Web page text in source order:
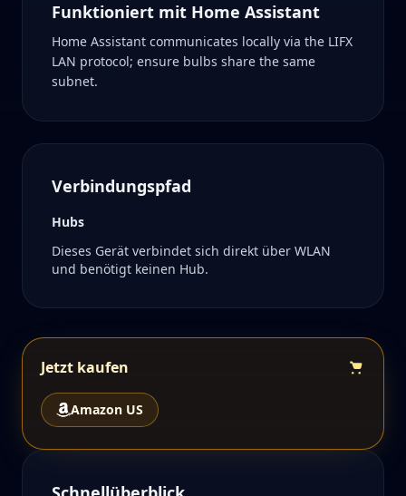
Funktioniert mit Home Assistant
Home Assistant communicates locally via the LIFX
LAN protocol; ensure bulbs share the same
subnet.
Verbindungspfad
Hubs
Dieses Gerät verbindet sich direkt über WLAN
und benötigt keinen Hub.
Jetzt kaufen
Amazon US